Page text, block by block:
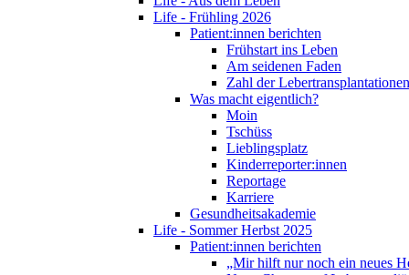
Life - Frühling 2026
Patient:innen berichten
Frühstart ins Leben
Am seidenen Faden
Zahl der
Was macht eigentlich?
Moin
Tschüss
Lieblingsplatz
Kinderreporter:innen
Reportage
Karriere
Gesundheitsakademie
Life - Sommer Herbst 2025
Patient:innen berichten
„Mir hilft nur noch ein neues